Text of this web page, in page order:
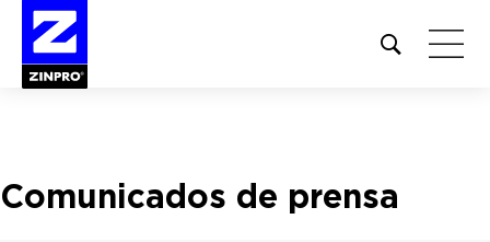
Open
site
Comunicados de prensa